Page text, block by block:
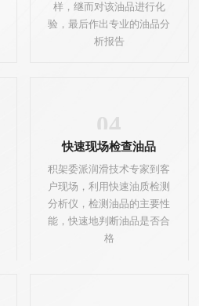
样，继而对该油品进行化
验，最后作出专业的油品分
析报告
04
快速现场检查油品
积架委派润滑技术专家到客
户现场，利用快速油质检测
分析仪，检测油品的主要性
能，快速地判断油品是否合
格